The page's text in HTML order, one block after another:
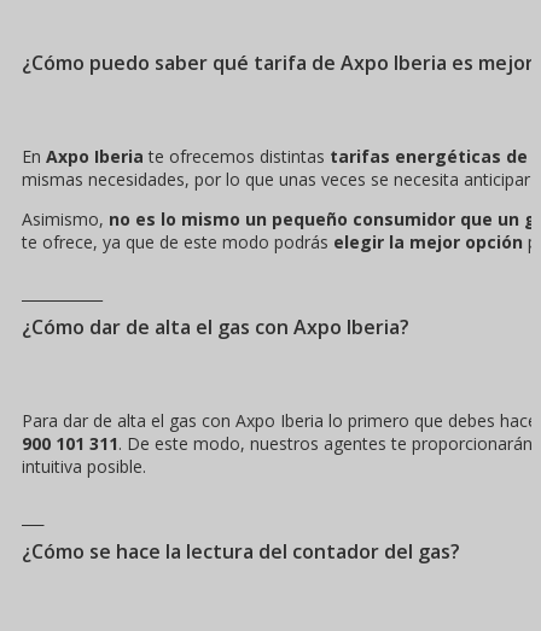
¿Cómo puedo saber qué tarifa de Axpo Iberia es mejor
En Axpo Iberia te ofrecemos distintas tarifas energéticas de
mismas necesidades, por lo que unas veces se necesita
Asimismo, no es lo mismo un pequeño consumidor que un
te ofrece, ya que de este modo podrás elegir la mejor opción
¿Cómo dar de alta el gas con Axpo Iberia?
Para dar de alta el gas con Axpo Iberia lo primero que debes
900 101 311. De este modo, nuestros agentes te
intuitiva posible.
¿Cómo se hace la lectura del contador del gas?